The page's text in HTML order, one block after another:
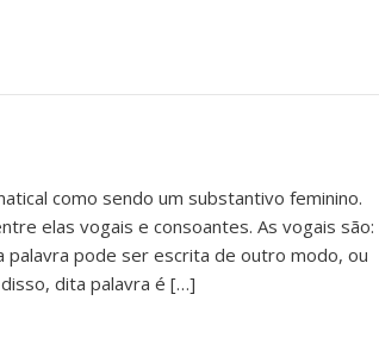
como sendo um substantivo feminino.
elas vogais e consoantes. As vogais são:
palavra pode ser escrita de outro modo, ou
dita palavra é […]